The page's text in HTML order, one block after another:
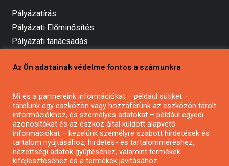
Pályázatírás
Pályázati Előminősítés
Pályázati tanácsadás
Mezőgazdasági pályázatírás
Pályázatírás civil szervezeteknek
Pályázatírás önkormányzatoknak
Pályázatfigyelés
Specifikus pályázatfigyelés vagy hírlevél
Az Ön adatainak védelme fontos a számunkra
Mi és a partnereink információkat – például sütiket –
tárolunk egy eszközön vagy hozzáférünk az eszközön tárolt
információkhoz, és személyes adatokat – például egyedi
azonosítókat és az eszköz által küldött alapvető
információkat – kezelünk személyre szabott hirdetések és
tartalom nyújtásához, hirdetés- és tartalomméréshez,
nézettségi adatok gyűjtéséhez, valamint termékek
kifejlesztéséhez és a termékek javításához.